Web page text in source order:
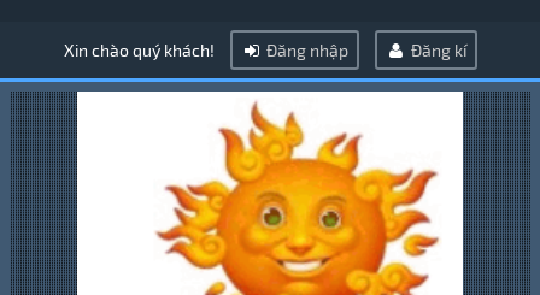
Xin chào quý khách! Đăng nhập Đăng kí